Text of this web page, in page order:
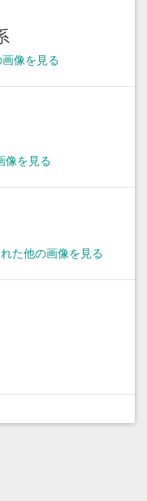
像を見る
像を見る
た他の画像を見る